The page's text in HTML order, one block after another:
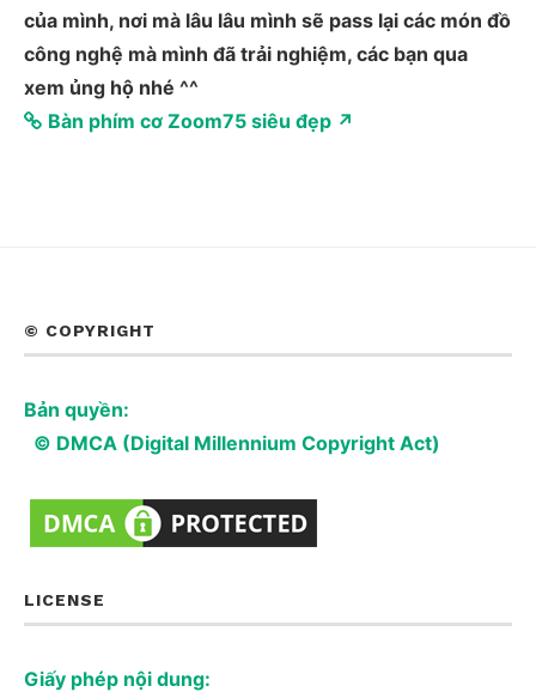
của mình, nơi mà lâu lâu mình sẽ pass lại các món đồ
công nghệ mà mình đã trải nghiệm, các bạn qua
xem ủng hộ nhé ^^
Bàn phím cơ Zoom75 siêu đẹp ↗
© COPYRIGHT
Bản quyền:
© DMCA (Digital Millennium Copyright Act)
LICENSE
Giấy phép nội dung: